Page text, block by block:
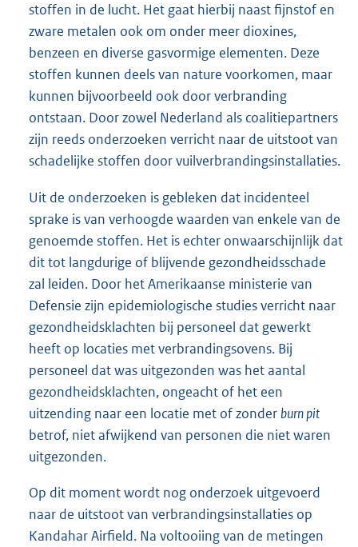
stoffen in de lucht. Het gaat hierbij naast fijnstof en
zware metalen ook om onder meer dioxines,
benzeen en diverse gasvormige elementen. Deze
stoffen kunnen deels van nature voorkomen, maar
kunnen bijvoorbeeld ook door verbranding
ontstaan. Door zowel Nederland als coalitiepartners
zijn reeds onderzoeken verricht naar de uitstoot van
schadelijke stoffen door vuilverbrandingsinstallaties.
Uit de onderzoeken is gebleken dat incidenteel
sprake is van verhoogde waarden van enkele van de
genoemde stoffen. Het is echter onwaarschijnlijk dat
dit tot langdurige of blijvende gezondheidsschade
zal leiden. Door het Amerikaanse ministerie van
Defensie zijn epidemiologische studies verricht naar
gezondheidsklachten bij personeel dat gewerkt
heeft op locaties met verbrandingsovens. Bij
personeel dat was uitgezonden was het aantal
gezondheidsklachten, ongeacht of het een
uitzending naar een locatie met of zonderburn pit
betrof, niet afwijkend van personen die niet waren
uitgezonden.
Op dit moment wordt nog onderzoek uitgevoerd
naar de uitstoot van verbrandingsinstallaties op
Kandahar Airfield. Na voltooiing van de metingen